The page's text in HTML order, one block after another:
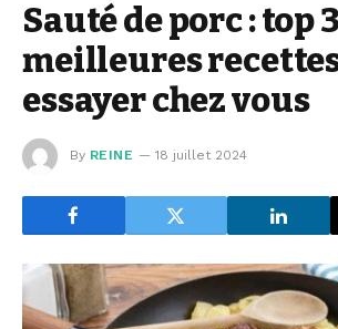
Sauté de porc : top
meilleures
essayer chez vous
By REINE 18 juillet 2024